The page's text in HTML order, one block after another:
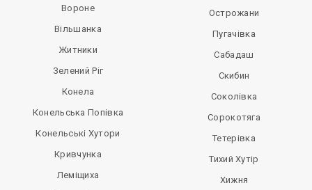
Вороне
Вільшанка
Житники
Зелений Ріг
Конела
Конельська Попівка
Конельські Хутори
Кривчунка
Леміщиха
Острожани
Пугачівка
Сабадаш
Скибин
Соколівка
Сорокотяга
Тетерівка
Тихий Хутір
Хижня